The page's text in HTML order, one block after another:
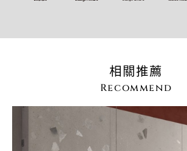
相關推薦
Recommend